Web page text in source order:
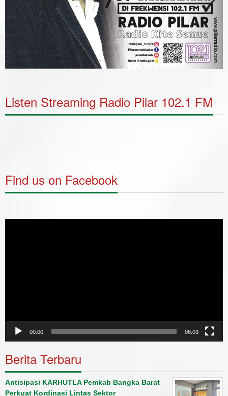
Listen Streaming Radio Pilar 102.1 FM
Find us on Facebook
00:00 06:03
Berita Terbaru
Antisipasi KARHUTLA Pemkab Bangka Barat
Perkuat Kordinasi Lintas Sektor